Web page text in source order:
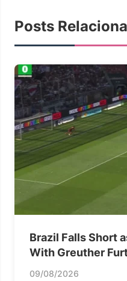
Posts
Brazil Falls Short
With Greuther
09/08/2026